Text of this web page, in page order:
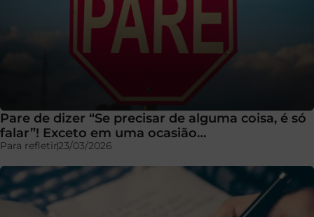
Pare de dizer “Se precisar de alguma coisa, é só
falar”! Exceto em uma ocasião…
Para refletir23/03/2026